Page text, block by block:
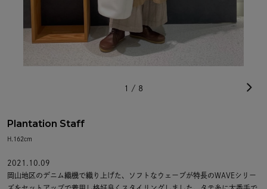
1 / 8
Plantation Staff
H.162cm
2021.10.09
岡山地区のデニム織機で織り上げた、ソフトなウェーブが特長のWAVEシリー